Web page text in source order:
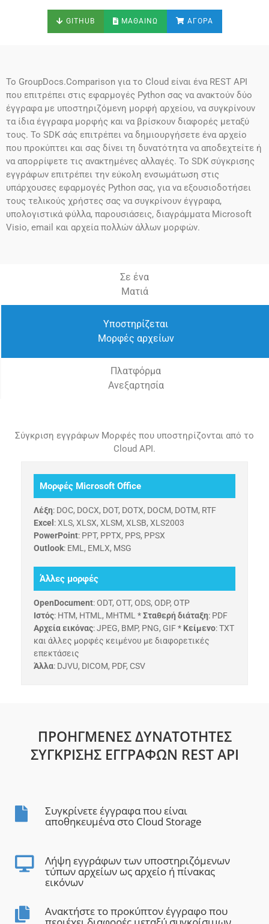
GITHUB ΜΑΘΑΊΝΩ ΑΓΟΡΆ
Το GroupDocs.Comparison για το Cloud είναι ένα REST API
που επιτρέπει στις εφαρμογές Python σας να ανακτούν δύο
έγγραφα με υποστηριζόμενη μορφή αρχείου, να συγκρίνουν
τα ίδια έγγραφα μορφής και να βρίσκουν διαφορές μεταξύ
τους. Το SDK σάς επιτρέπει να δημιουργήσετε ένα αρχείο
που προκύπτει και σας δίνει τη δυνατότητα να αποδεχτείτε ή
να απορρίψετε τις ανακτημένες αλλαγές. Το SDK σύγκρισης
εγγράφων επιτρέπει την εύκολη ενσωμάτωση στις
υπάρχουσες εφαρμογές Python σας, για να εξουσιοδοτήσει
τους τελικούς χρήστες σας να συγκρίνουν έγγραφα,
υπολογιστικά φύλλα, παρουσιάσεις, διαγράμματα Microsoft
Visio, email και αρχεία πολλών άλλων μορφών.
Σε ένα
Ματιά
Υποστηρίζεται
Μορφές αρχείων
Πλατφόρμα
Ανεξαρτησία
Σύγκριση εγγράφων Μορφές που υποστηρίζονται από το
Cloud API.
Μορφές Microsoft Office
Λέξη: DOC, DOCX, DOT, DOTX, DOCM, DOTM, RTF
Excel : XLS, XLSX, XLSM, XLSB, XLS2003
PowerPoint: PPT, PPTX, PPS, PPSX
Outlook: EML, EMLX, MSG
Άλλες μορφές
OpenDocument: ODT, OTT, ODS, ODP, OTP
Ιστός: HTM, HTML, MHTML *Σταθερή διάταξη: PDF
Αρχεία εικόνας: JPEG, BMP, PNG, GIF * Κείμενο: TXT
και άλλες μορφές κειμένου με διαφορετικές
επεκτάσεις
Άλλα: DJVU, DICOM, PDF, CSV
ΠΡΟΗΓΜΈΝΕΣ ΔΥΝΑΤΌΤΗΤΕΣ
ΣΎΓΚΡΙΣΗΣ ΕΓΓΡΆΦΩΝ REST API
Συγκρίνετε έγγραφα που είναι
αποθηκευμένα στο Cloud Storage
Λήψη εγγράφων των υποστηριζόμενων
τύπων αρχείων ως αρχείο ή πίνακας
εικόνων
Ανακτήστε το προκύπτον έγγραφο που